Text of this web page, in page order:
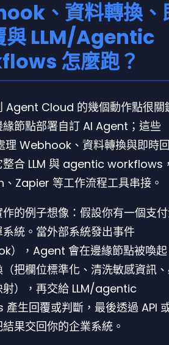
、資料轉換、
與 LLM/Agentic
怎麼跑？
Agent Cloud 的幾個動作點很關
緣節點部署自訂 AI Agent；這些
理 Webhook、資料轉換與即時
整合 LLM 與 agentic workflows
Zapier 等工作流程工具串接。
的例子想像：假設你有一個支
統。當外部系統發出事件
），Agent 會在邊緣節點被喚
把欄位標準化、清洗敏感資訊
射），再交給 LLM/agentic
生回覆或判斷，最後透過 API
果交回你的企業系統。